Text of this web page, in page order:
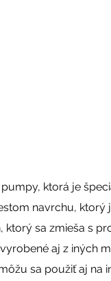
ktorá je
navrchu,
sa zmieša s
aj z iných
sa použiť aj